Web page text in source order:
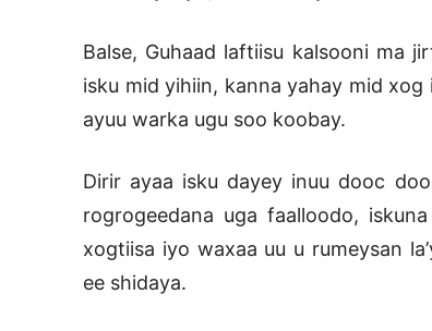
Balse, Guhaad laftiisu kalsooni ma
isku mid yihiin, kanna yahay mid
ayuu warka ugu soo koobay.
Dirir ayaa isku dayey inuu dooc
rogrogeedana uga faalloodo,
xogtiisa iyo waxaa uu u rumeysan
ee shidaya.